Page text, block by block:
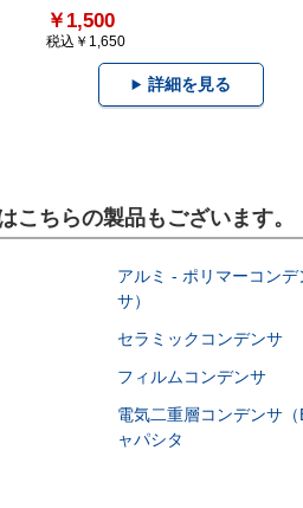
￥1,500
税込￥1,650
詳細を見る
こちらの製品もございます。
アルミ - ポリマーコン
サ）
セラミックコンデンサ
フィルムコンデンサ
電気二重層コンデンサ
ャパシタ